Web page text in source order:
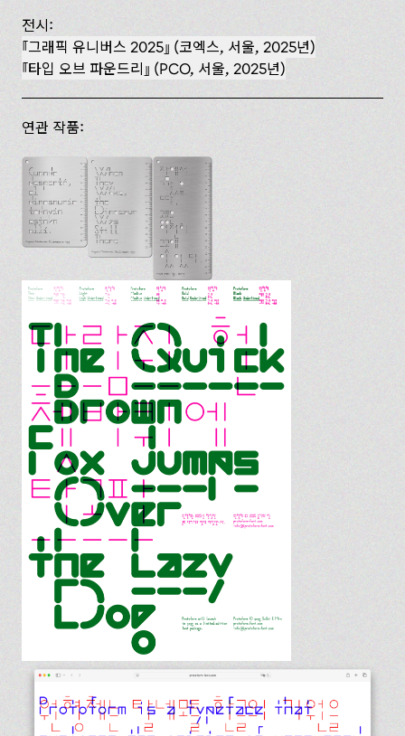
전시:
『그래픽 유니버스 2025』 (코엑스, 서울, 2025년)
『타입 오브 파운드리』 (PCO, 서울, 2025년)
연관 작품: